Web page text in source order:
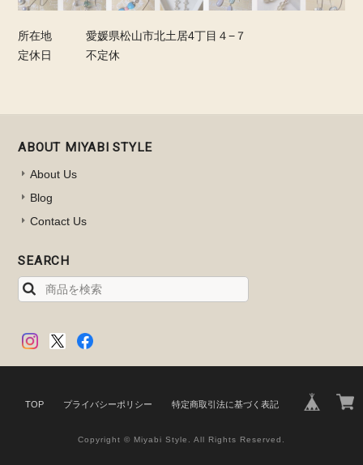
所在地
愛媛県松山市北土居4丁目４−７
定休日
不定休
ABOUT MIYABI STYLE
About Us
Blog
Contact Us
SEARCH
TOP プライバシーポリシー 特定商取引法に基づく表記
Copyright © Miyabi Style. All Rights Reserved.